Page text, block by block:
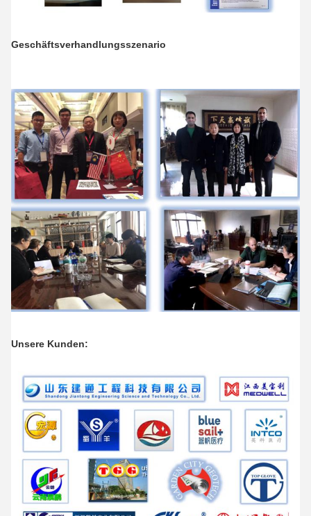
Geschäftsverhandlungsszenario
Unsere Kunden: